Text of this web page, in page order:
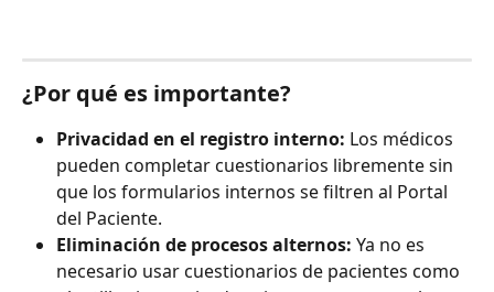
¿Por qué es importante?
Privacidad en el registro interno: Los médicos
pueden completar cuestionarios libremente sin
que los formularios internos se filtren al Portal
del Paciente.
Eliminación de procesos alternos: Ya no es
necesario usar cuestionarios de pacientes como